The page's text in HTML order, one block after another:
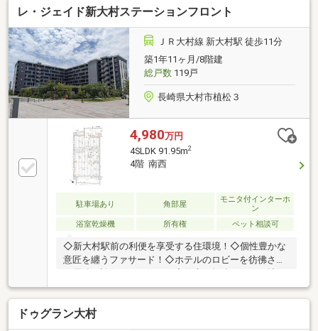
レ・ジェイド新大村ステーションフロント
ＪＲ大村線 新大村駅 徒歩11分
築1年11ヶ月/8階建
総戸数119戸
長崎県大村市植松３
4,980万円
4SLDK 91.95m2
4階 南西
駐車場あり 角部屋
モニタ付インターホ
ン
浴室乾燥機
所有権 ペット相談可
◇新大村駅前の利便を享受する住環境！◇個性豊かな
意匠を纏うファサード！◇ホテルのロビーを彷彿させ
コワーキングスペース！◇自然美溢れる有機的な空間
を演出するエントランス！◇日常生活の基盤となる施
設が身近に点在する立地！◇築浅！角部屋！90㎡超！
◇室内美麗な４ＬＤＫ＋２ＷＩＣ！◇新幹線を臨める
ドゥグラン大村